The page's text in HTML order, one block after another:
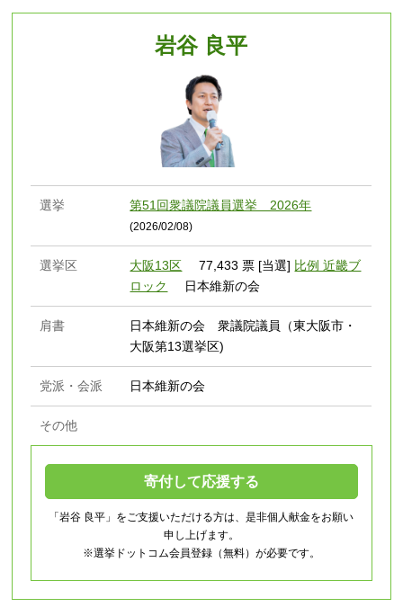
岩谷 良平
選挙 第51回衆議院議員選挙 2026年
(2026/02/08)
選挙区 大阪13区 77,433 票 [当選] 比例 近畿ブ
ロック
日本維新の会
肩書
日本維新の会 衆議院議員（東大阪市・
大阪第13選挙区)
党派・会派 日本維新の会
その他
寄付して応援する
「岩谷 良平」をご支援いただける方は、是非個人献金をお願い
申し上げます。
※選挙ドットコム会員登録（無料）が必要です。